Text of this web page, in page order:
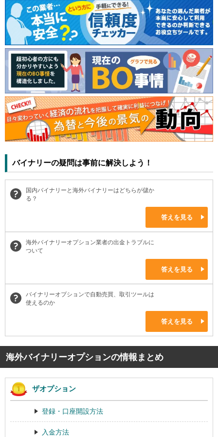
バイナリーの疑問は事前に解決しよう！
国内バイナリーと海外バイナリーはどちらが儲か
る？
答えを見る
海外バイナリーオプション業者の出金トラブルに
ついて
答えを見る
バイナリーオプションで自動売買、取引ツールは
使えるのか
答えを見る
海外バイナリーオプションの情報まとめ
ザオプション
登録・口座開設方法
入金方法